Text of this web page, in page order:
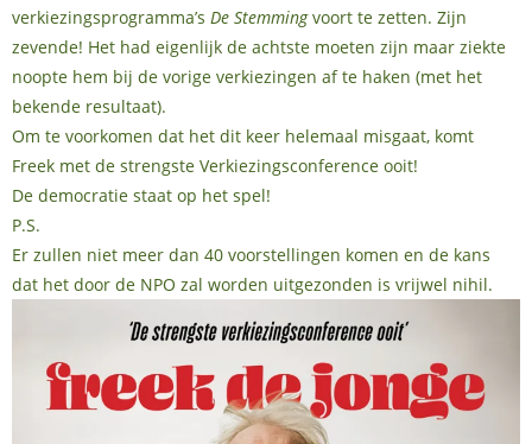
verkiezingsprogramma’s De Stemmingvoort te zetten. Zijn
zevende! Het had eigenlijk de achtste moeten zijn maar ziekte
noopte hem bij de vorige verkiezingen af te haken (met het
bekende resultaat).
Om te voorkomen dat het dit keer helemaal misgaat, komt
Freek met de strengste Verkiezingsconference ooit!
De democratie staat op het spel!
P.S.
Er zullen niet meer dan 40 voorstellingen komen en de kans
dat het door de NPO zal worden uitgezonden is vrijwel nihil.